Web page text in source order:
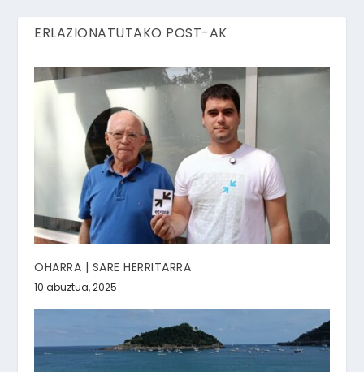
ERLAZIONATUTAKO POST-AK
OHARRA | SARE HERRITARRA
10 abuztua, 2025